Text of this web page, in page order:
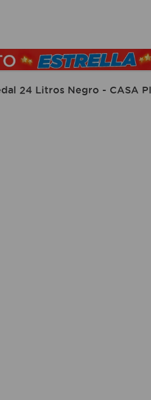
24 Litros Negro - CASA
TÉRMINOS MÁS BUSCADOS
1.
lamparas
2.
ducha